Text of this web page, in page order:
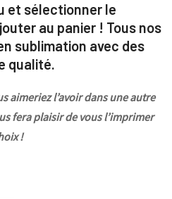
et sélectionner le
au panier ! Tous nos
sublimation avec des
qualité.
aimeriez l’avoir dans une autre
fera plaisir de vous l’imprimer
!